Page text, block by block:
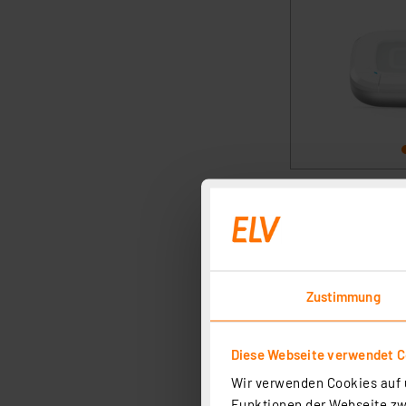
Zustimmung
Diese Webseite verwendet
Wir verwenden Cookies